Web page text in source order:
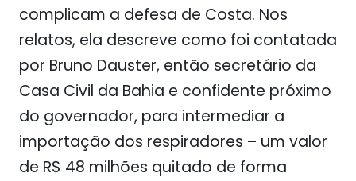
complicam a defesa de Costa. Nos
relatos, ela descreve como foi contatada
por Bruno Dauster, então secretário da
Casa Civil da Bahia e confidente próximo
do governador, para intermediar a
importação dos respiradores – um valor
de R$ 48 milhões quitado de forma